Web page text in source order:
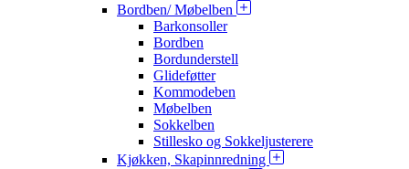
Bordben/ Møbelben
Barkonsoller
Bordben
Bordunderstell
Glideføtter
Kommodeben
Møbelben
Sokkelben
Stillesko og Sokkeljusterere
Kjøkken, Skapinnredning